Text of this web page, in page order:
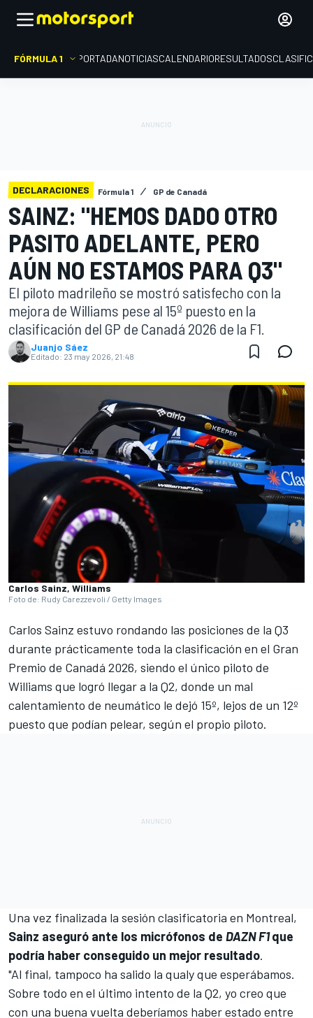
FÓRMULA 1 PORTADANOTICIASCALENDARIORESULTADOS
DECLARACIONES Fórmula 1 GP de Canadá
SAINZ: "HEMOS DADO OTRO
PASITO ADELANTE, PERO
AÚN NO ESTAMOS PARA Q3"
El piloto madrileño se mostró satisfecho con la
mejora de Williams pese al 15º puesto en la
clasificación del GP de Canadá 2026 de la F1.
Juanjo Sáez
Editado: 23 may 2026, 21:48
Carlos Sainz, Williams
Foto de: Rudy Carezzevoli / Getty Images
Carlos Sainz estuvo rondando las posiciones de la Q3
durante prácticamente toda la clasificación en el Gran
Premio de Canadá 2026, siendo el único piloto de
Williams que logró llegar a la Q2, donde un mal
calentamiento de neumático le dejó 15º, lejos de un 12º
puesto que podían pelear, según el propio piloto.
Una vez finalizada la sesión clasificatoria en Montreal,
Sainz aseguró ante los micrófonos de DAZN F1que
podría haber conseguido un mejor resultado.
"Al final, tampoco ha salido la qualy que esperábamos.
Sobre todo en el último intento de la Q2, yo creo que
con una buena vuelta deberíamos haber estado entre